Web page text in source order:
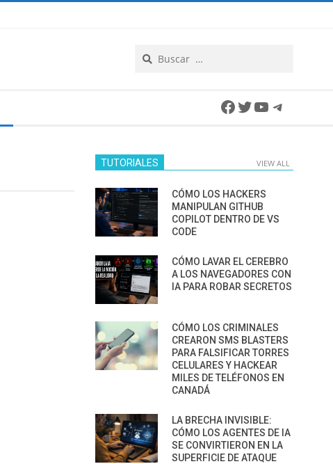
Facebook
Twitter
YouTube
TUTORIALES VIEW ALL
CÓMO LOS HACKERS
MANIPULAN GITHUB
COPILOT DENTRO DE VS
CODE
CÓMO LAVAR EL CEREBRO
A LOS NAVEGADORES CON
IA PARA ROBAR SECRETOS
CÓMO LOS CRIMINALES
CREARON SMS BLASTERS
PARA FALSIFICAR TORRES
CELULARES Y HACKEAR
MILES DE TELÉFONOS EN
CANADÁ
LA BRECHA INVISIBLE:
CÓMO LOS AGENTES DE IA
SE CONVIRTIERON EN LA
SUPERFICIE DE ATAQUE